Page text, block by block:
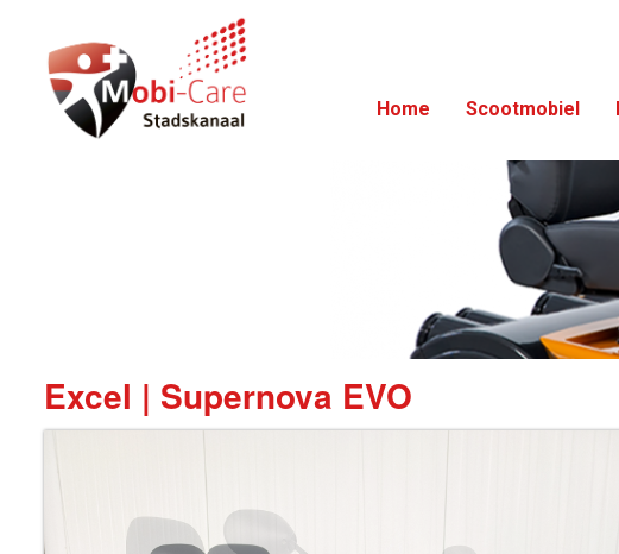
Home Scootmobiel
Excel | Supernova EVO